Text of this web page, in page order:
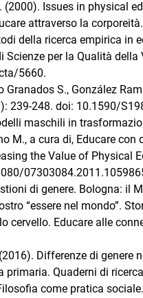
(2000). Issues in physical
attraverso la
della ricerca empirica in
Scienze per la Qualità
5660.
Granados S., González
239-248. doi: 10.1590/
maschili in
M., a cura di, Educare
the Value of Physical
di genere. Bologna: il
“essere nel mondo”.
cervello. Educare alle
Differenze di
primaria. Quaderni di
come pratica